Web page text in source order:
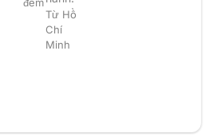
Từ Hồ
Chí
Minh